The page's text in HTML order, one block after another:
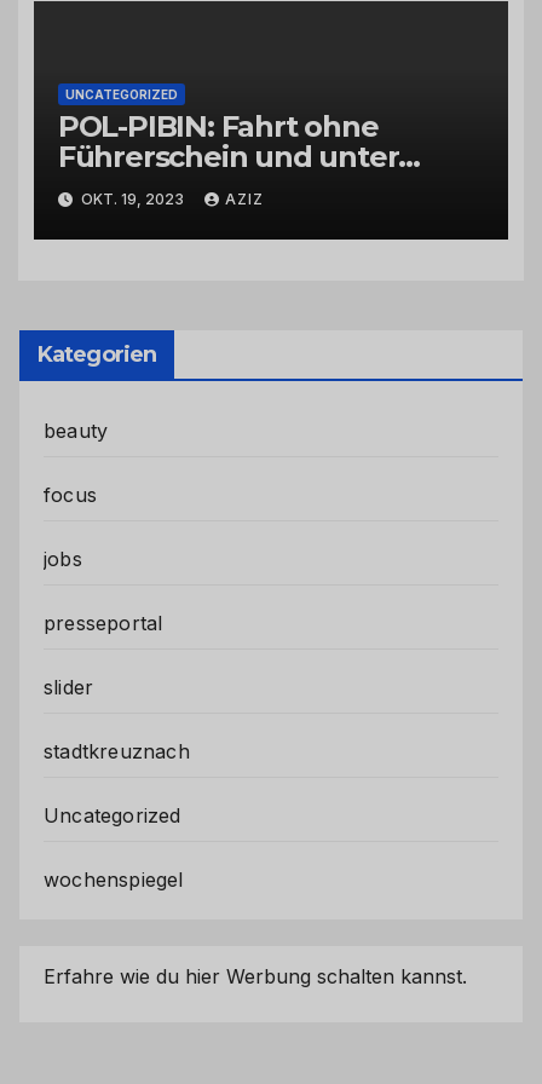
UNCATEGORIZED
POL-PIBIN: Fahrt ohne
Führerschein und unter
Einfluss von Drogen
OKT. 19, 2023 AZIZ
Kategorien
beauty
focus
jobs
presseportal
slider
stadtkreuznach
Uncategorized
wochenspiegel
Erfahre wie du hier Werbung schalten kannst.